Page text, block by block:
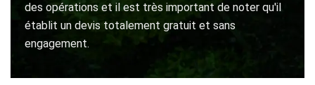
des opérations et il est très important de noter qu'il
établit un devis totalement gratuit et sans
engagement.